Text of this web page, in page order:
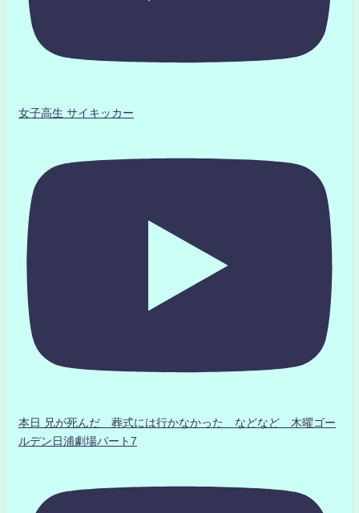
女子高生 サイキッカー
本日 兄が死んだ 葬式には行かなかった などなど 木曜ゴー
ルデン日浦劇場パート7